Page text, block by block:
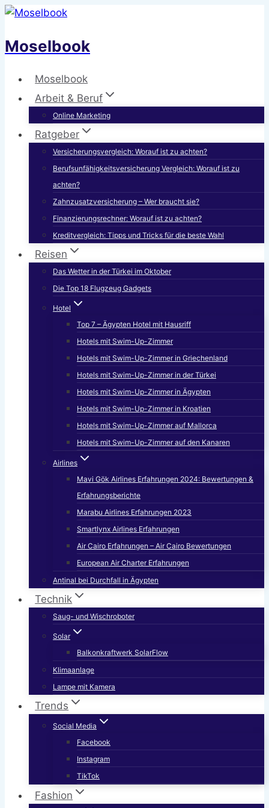
Zum
springen
Moselbook
Moselbook
Arbeit & Beruf
Online Marketing
Ratgeber
Versicherungsvergleich: Worauf ist zu achten?
Berufsunfähigkeitsversicherung Vergleich: Worauf ist zu
achten?
Zahnzusatzversicherung – Wer braucht sie?
Finanzierungsrechner: Worauf ist zu achten?
Kreditvergleich: Tipps und Tricks für die beste Wahl
Reisen
Das Wetter in der Türkei im Oktober
Die Top 18 Flugzeug Gadgets
Hotel
Top 7 – Ägypten Hotel mit Hausriff
Hotels mit Swim-Up-Zimmer
Hotels mit Swim-Up-Zimmer in Griechenland
Hotels mit Swim-Up-Zimmer in der Türkei
Hotels mit Swim-Up-Zimmer in Ägypten
Hotels mit Swim-Up-Zimmer in Kroatien
Hotels mit Swim-Up-Zimmer auf Mallorca
Hotels mit Swim-Up-Zimmer auf den Kanaren
Airlines
Mavi Gök Airlines Erfahrungen 2024: Bewertungen &
Erfahrungsberichte
Marabu Airlines Erfahrungen 2023
Smartlynx Airlines Erfahrungen
Air Cairo Erfahrungen – Air Cairo Bewertungen
European Air Charter Erfahrungen
Antinal bei Durchfall in Ägypten
Technik
Saug- und Wischroboter
Solar
Balkonkraftwerk SolarFlow
Klimaanlage
Lampe mit Kamera
Trends
Social Media
Facebook
Instagram
TikTok
Fashion